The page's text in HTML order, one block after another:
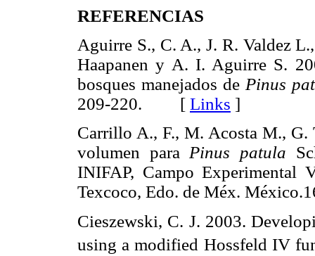
REFERENCIAS
Aguirre S., C. A., J. R. Valdez
Haapanen y A. I. Aguirre S.
bosques manejados de Pinus
209-220. [ Links ]
Carrillo A., F., M. Acosta M., G.
volumen para Pinus patula
INIFAP, Campo Experimental
Texcoco, Edo. de Méx.
Cieszewski, C. J. 2003.
using a modified Hossfeld IV